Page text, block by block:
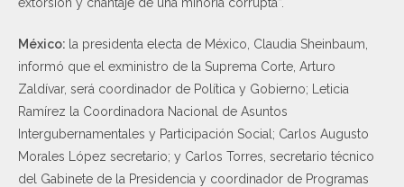
México: la presidenta electa de México, Claudia Sheinbaum,
informó que el exministro de la Suprema Corte, Arturo
Zaldívar, será coordinador de Política y Gobierno; Leticia
Ramírez la Coordinadora Nacional de Asuntos
Intergubernamentales y Participación Social; Carlos Augusto
Morales López secretario; y Carlos Torres, secretario técnico
del Gabinete de la Presidencia y coordinador de Programas